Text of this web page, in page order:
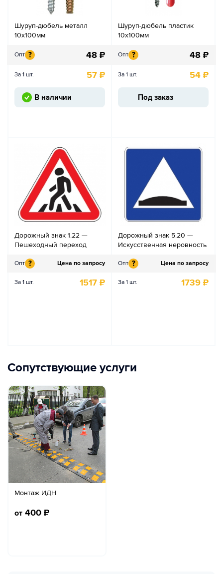
Шуруп-дюбель металл
10х100мм
Опт ? 48 ₽
За 1 шт. 57 ₽
В наличии
Шуруп-дюбель пластик
10х100мм
Опт ? 48 ₽
За 1 шт. 54 ₽
Под заказ
Дорожный знак 1.22 —
Пешеходный переход
Опт ? Цена по запросу
За 1 шт. 1517 ₽
Дорожный знак 5.20 —
Искусственная неровность
Опт ? Цена по запросу
За 1 шт. 1739 ₽
Сопутствующие услуги
Монтаж ИДН
от 400 ₽